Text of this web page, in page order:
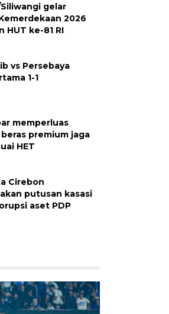
gelar
2026
HUT ke-81 RI
vs Persebaya
1-1
memperluas
premium jaga
HET
Cirebon
putusan kasasi
aset PDP